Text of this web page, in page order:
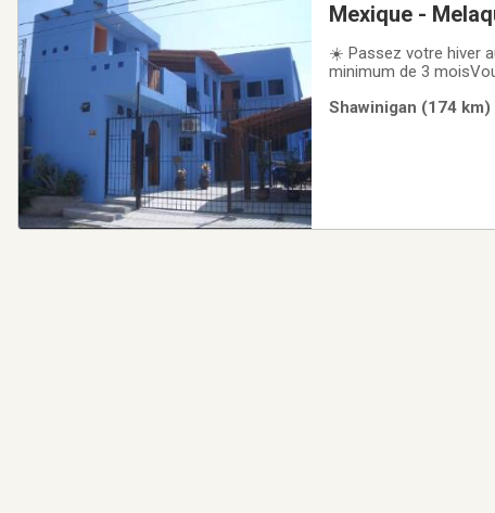
Mexique -
☀️ Passez votre hiver
minimum de 3
pour son ambiance
Shawinigan (174